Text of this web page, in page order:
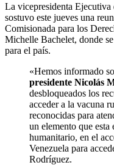
La vicepresidenta Ejecutiva
sostuvo este jueves una
Comisionada para los
Michelle Bachelet, donde
para el país.
«Hemos informado
presidente Nicolás
desbloqueados los
acceder a la vacuna
reconocidas para
un elemento que esta
humanitario, en el
Venezuela para
Rodríguez.